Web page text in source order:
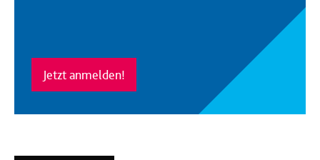
Jetzt anmelden!